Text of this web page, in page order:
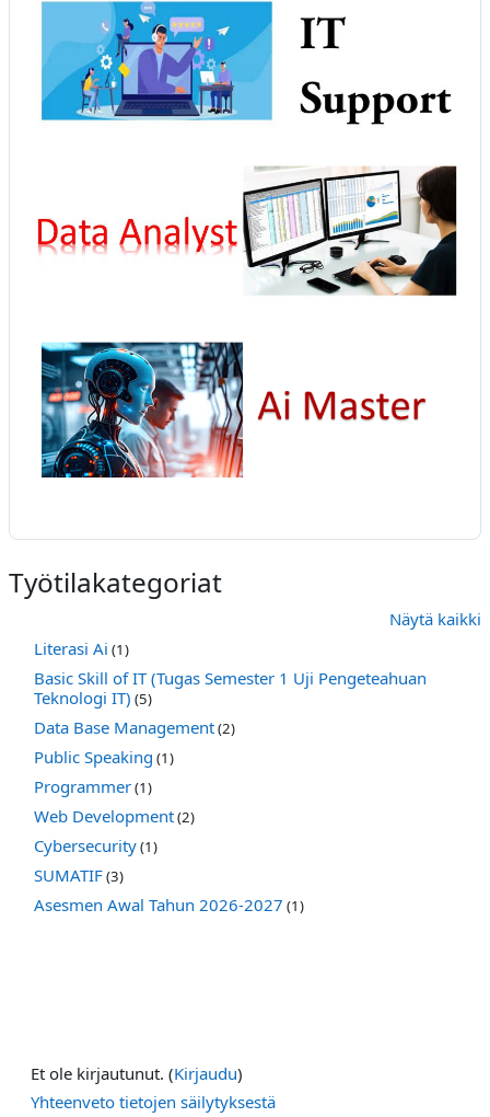
Työtilakategoriat
Näytä kaikki
Literasi Ai (1)
Basic Skill of IT (Tugas Semester 1 Uji Pengeteahuan
Teknologi IT) (5)
Data Base Management(2)
Public Speaking (1)
Programmer(1)
Web Development(2)
Cybersecurity(1)
SUMATIF(3)
Asesmen Awal Tahun 2026-2027 (1)
Et ole kirjautunut. (Kirjaudu)
Yhteenveto tietojen säilytyksestä